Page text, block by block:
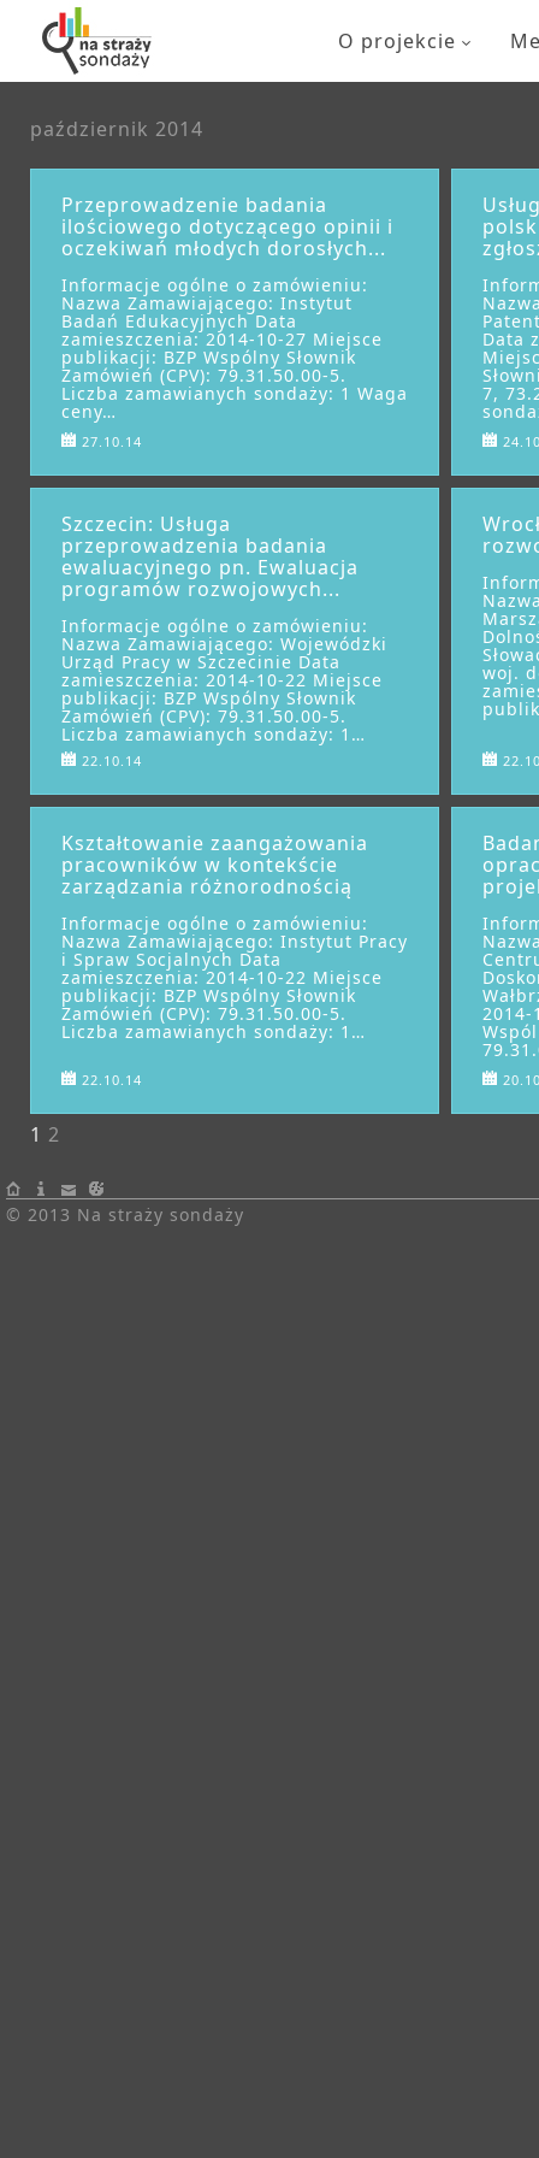
O projekcie
październik 2014
Przeprowadzenie badania
ilościowego dotyczącego opinii i
oczekiwań młodych dorosłych...
Informacje ogólne o zamówieniu:
Nazwa Zamawiającego: Instytut
Badań Edukacyjnych Data
zamieszczenia: 2014-10-27 Miejsce
publikacji: BZP Wspólny Słownik
Zamówień (CPV): 79.31.50.00-5.
Liczba zamawianych sondaży: 1 Waga
ceny…
27.10.14
Data
7,
Szczecin: Usługa
przeprowadzenia badania
ewaluacyjnego pn. Ewaluacja
programów rozwojowych...
Informacje ogólne o zamówieniu:
Nazwa Zamawiającego: Wojewódzki
Urząd Pracy w Szczecinie Data
zamieszczenia: 2014-10-22 Miejsce
publikacji: BZP Wspólny Słownik
Zamówień (CPV): 79.31.50.00-5.
Liczba zamawianych sondaży: 1…
22.10.14
woj.
Kształtowanie zaangażowania
pracowników w kontekście
zarządzania różnorodnością
Informacje ogólne o zamówieniu:
Nazwa Zamawiającego: Instytut Pracy
i Spraw Socjalnych Data
zamieszczenia: 2014-10-22 Miejsce
publikacji: BZP Wspólny Słownik
Zamówień (CPV): 79.31.50.00-5.
Liczba zamawianych sondaży: 1…
22.10.14
1 2
© 2013 Na straży sondaży